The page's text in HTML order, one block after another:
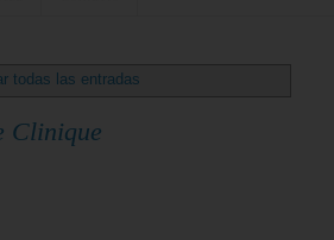
todas las entradas
Clinique